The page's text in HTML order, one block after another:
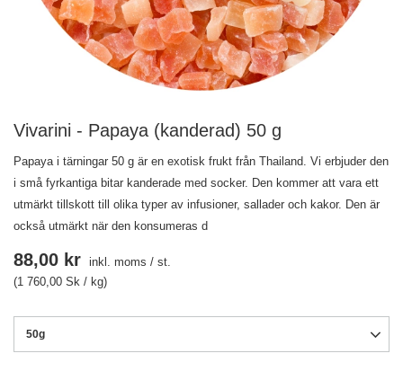
Vivarini - Papaya (kanderad) 50 g
Papaya i tärningar 50 g är en exotisk frukt från Thailand. Vi erbjuder den
i små fyrkantiga bitar kanderade med socker. Den kommer att vara ett
utmärkt tillskott till olika typer av infusioner, sallader och kakor. Den är
också utmärkt när den konsumeras d
50g
88,00 kr inkl. moms / st.
(1 760,00 Sk / kg)